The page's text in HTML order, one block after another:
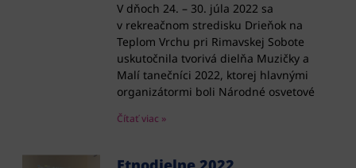
V dňoch 24. – 30. júla 2022 sa
v rekreačnom stredisku Drieňok na
Teplom Vrchu pri Rimavskej Sobote
uskutočnila tvorivá dielňa Muzičky a
Malí tanečníci 2022, ktorej hlavnými
organizátormi boli Národné osvetové
Čítať viac »